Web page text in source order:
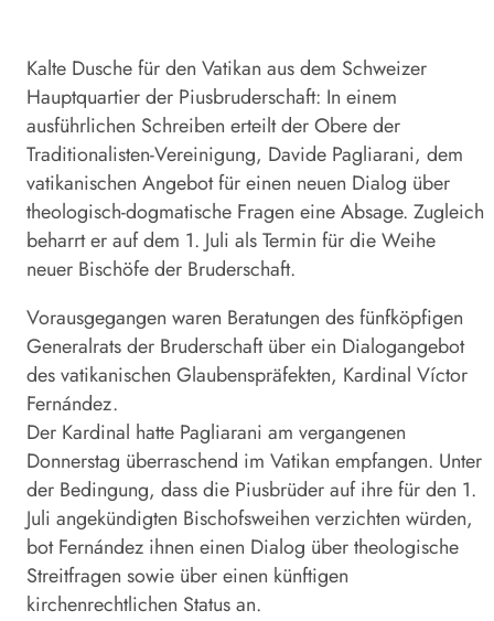
Kalte Dusche für den Vatikan aus dem Schweizer
Hauptquartier der Piusbruderschaft: In einem
ausführlichen Schreiben erteilt der Obere der
Traditionalisten-Vereinigung, Davide Pagliarani, dem
vatikanischen Angebot für einen neuen Dialog über
theologisch-dogmatische Fragen eine Absage. Zugleich
beharrt er auf dem 1. Juli als Termin für die Weihe
neuer Bischöfe der Bruderschaft.
Vorausgegangen waren Beratungen des fünfköpfigen
Generalrats der Bruderschaft über ein Dialogangebot
des vatikanischen Glaubenspräfekten, Kardinal Víctor
Fernández.
Der Kardinal hatte Pagliarani am vergangenen
Donnerstag überraschend im Vatikan empfangen. Unter
der Bedingung, dass die Piusbrüder auf ihre für den 1.
Juli angekündigten Bischofsweihen verzichten würden,
bot Fernández ihnen einen Dialog über theologische
Streitfragen sowie über einen künftigen
kirchenrechtlichen Status an.